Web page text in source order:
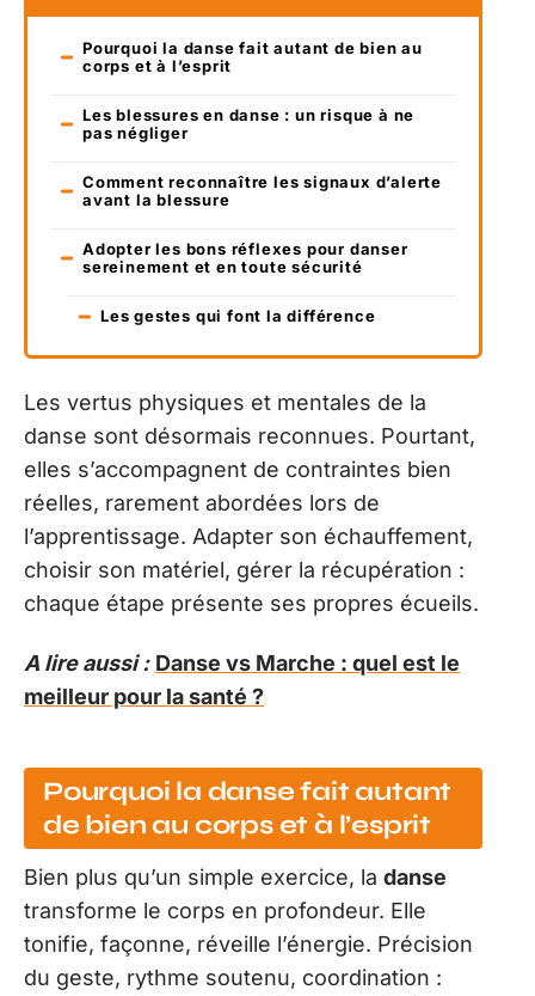
Pourquoi la danse fait autant de bien au
corps et à l’esprit
Les blessures en danse : un risque à ne
pas négliger
Comment reconnaître les signaux d’alerte
avant la blessure
Adopter les bons réflexes pour danser
sereinement et en toute sécurité
Les gestes qui font la différence
Les vertus physiques et mentales de la
danse sont désormais reconnues. Pourtant,
elles s’accompagnent de contraintes bien
réelles, rarement abordées lors de
l’apprentissage. Adapter son échauffement,
choisir son matériel, gérer la récupération :
chaque étape présente ses propres écueils.
A lire aussi : Danse vs Marche : quel est le
meilleur pour la santé ?
Pourquoi la danse fait autant
de bien au corps et à l’esprit
Bien plus qu’un simple exercice, la danse
transforme le corps en profondeur. Elle
tonifie, façonne, réveille l’énergie. Précision
du geste, rythme soutenu, coordination :